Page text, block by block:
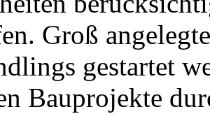
Groß
gestartet
Bauprojekte